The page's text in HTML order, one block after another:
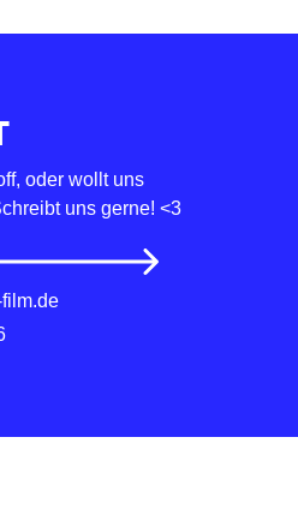
oder wollt uns
uns gerne! <3